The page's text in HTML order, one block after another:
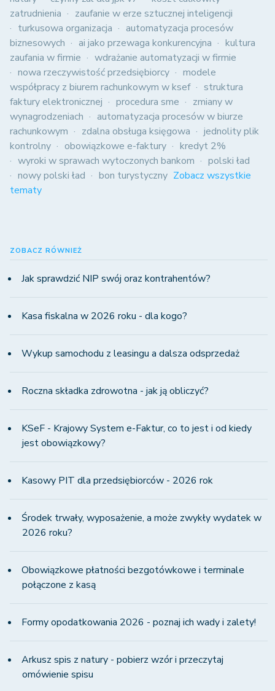
zatrudnienia
zaufanie w erze sztucznej inteligencji
turkusowa organizacja
automatyzacja procesów
biznesowych
ai jako przewaga konkurencyjna
kultura
zaufania w firmie
wdrażanie automatyzacji w firmie
nowa rzeczywistość przedsiębiorcy
modele
współpracy z biurem rachunkowym w ksef
struktura
faktury elektronicznej
procedura sme
zmiany w
wynagrodzeniach
automatyzacja procesów w biurze
rachunkowym
zdalna obsługa księgowa
jednolity plik
kontrolny
obowiązkowe e-faktury
kredyt 2%
wyroki w sprawach wytoczonych bankom
polski ład
nowy polski ład
bon turystyczny Zobacz wszystkie
tematy
ZOBACZ RÓWNIEŻ
Jak sprawdzić NIP swój oraz kontrahentów?
Kasa fiskalna w 2026 roku - dla kogo?
Wykup samochodu z leasingu a dalsza odsprzedaż
Roczna składka zdrowotna - jak ją obliczyć?
KSeF - Krajowy System e-Faktur, co to jest i od kiedy
jest obowiązkowy?
Kasowy PIT dla przedsiębiorców - 2026 rok
Środek trwały, wyposażenie, a może zwykły wydatek w
2026 roku?
Obowiązkowe płatności bezgotówkowe i terminale
połączone z kasą
Formy opodatkowania 2026 - poznaj ich wady i zalety!
Arkusz spis z natury - pobierz wzór i przeczytaj
omówienie spisu